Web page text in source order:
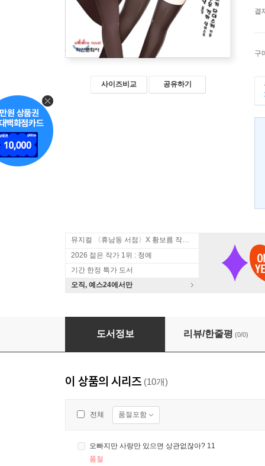
사이즈비교 공유하기
결
구
뮤지컬 〈휴남동 서점〉X 황보름 작가 북토크
2026 젊은 작가 1위 : 청예
기간 한정 특가 도서
오직, 예스24에서만
오빠지만 사랑만 있으면 상관없잖아? 6
도서정보 리뷰/한줄평 (0/0)
이 상품의 시리즈 (10개)
전체 품절포함
오빠지만 사랑만 있으면 상관없잖아? 11
품절